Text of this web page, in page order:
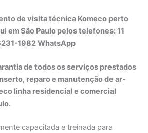
de visita técnica Komeco perto
em São Paulo pelos telefones: 11
1982 WhatsApp
de todos os serviços prestados
reparo e manutenção de ar-
linha residencial e comercial
capacitada e treinada para